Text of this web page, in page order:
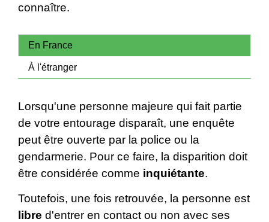
connaître.
En France
À l'étranger
Lorsqu'une personne majeure qui fait partie
de votre entourage disparaît, une enquête
peut être ouverte par la police ou la
gendarmerie. Pour ce faire, la disparition doit
être considérée comme inquiétante.
Toutefois, une fois retrouvée, la personne est
libre d'entrer en contact ou non avec ses